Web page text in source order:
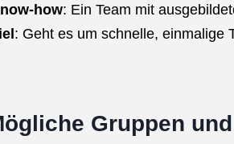
how: Ein Team mit
: Geht es um schnelle, einmalige
Gruppen